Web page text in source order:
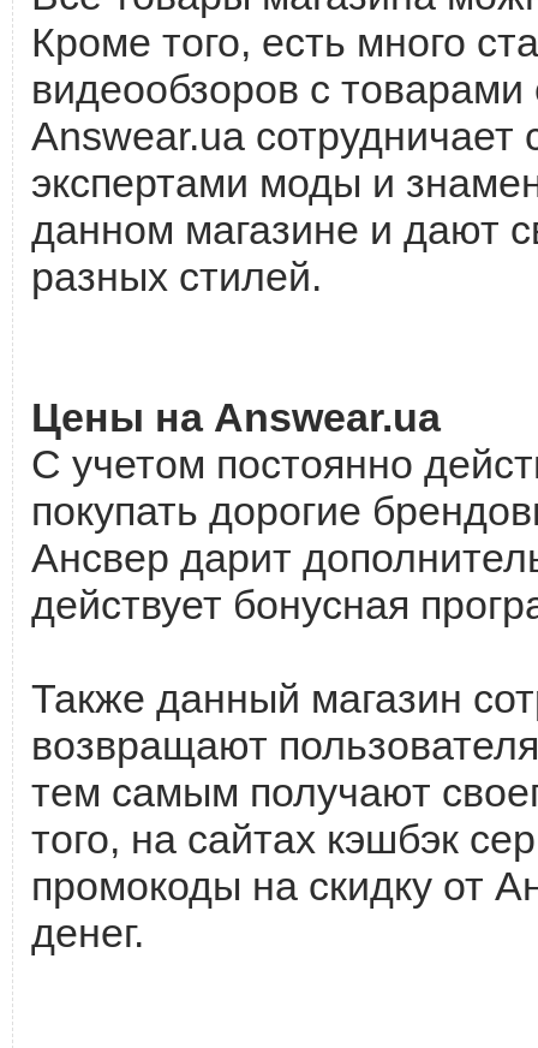
Кроме того, есть много
видеообзоров с
Answear.ua
экспертами моды и
данном магазине и дают
разных стилей.
Цены на Answear.ua
С учетом постоянно
покупать дорогие
Ансвер дарит
действует бонусная
Также данный магазин
возвращают
тем самым получают
того, на сайтах кэшбэк
промокоды на скидку от
денег.